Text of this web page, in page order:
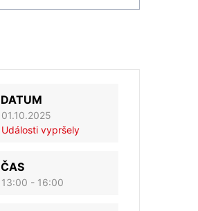
DATUM
01.10.2025
Události vypršely
ČAS
13:00 - 16:00